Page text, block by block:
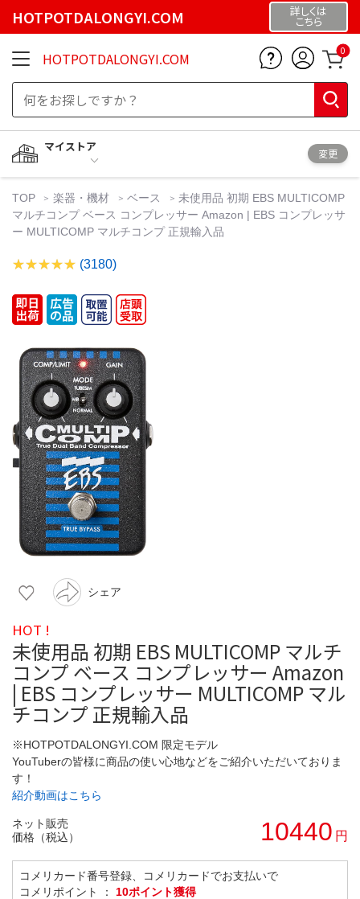
HOTPOTDALONGYI.COM 詳しくは
こちら
HOTPOTDALONGYI.COM 0
マイストア
変更
TOP 楽器・機材 ベース
未使用品 初期 EBS MULTICOMP
マルチコンプ ベース コンプレッサー Amazon | EBS コンプレッサ
ー MULTICOMP マルチコンプ 正規輸入品
(3180)
シェア
HOT !
未使用品 初期 EBS MULTICOMP マルチ
コンプ ベース コンプレッサー Amazon
| EBS コンプレッサー MULTICOMP マル
チコンプ 正規輸入品
※HOTPOTDALONGYI.COM 限定モデル
YouTuberの皆様に商品の使い心地などをご紹介いただいておりま
す！
紹介動画はこちら
ネット販売
価格（税込）
10440 円
コメリカード番号登録、コメリカードでお支払いで
コメリポイント ： 10ポイント獲得